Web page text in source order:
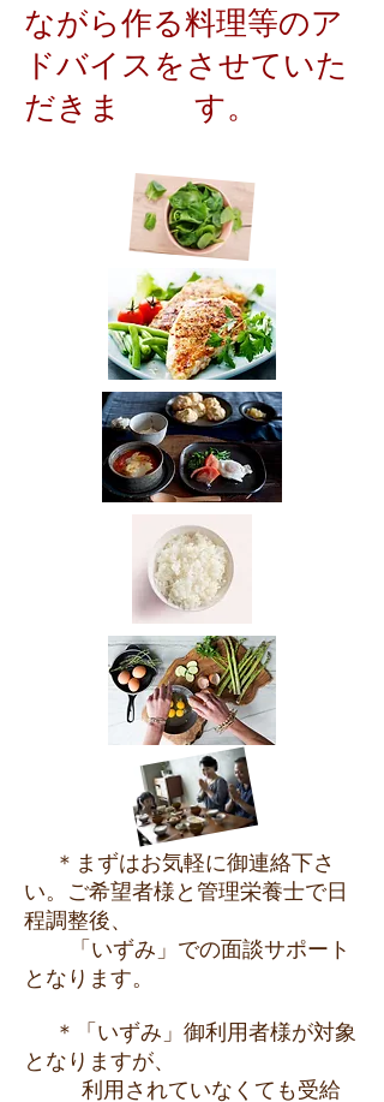
ながら作る料理等のア
ドバイスをさせていた
だきま す。
＊まずはお気軽に御連絡下さ
い。ご希望者様と管理栄養士で日
程調整後、
「いずみ」での面談サポート
となります。
＊「いずみ」御利用者様が対象
となりますが、
利用されていなくても受給